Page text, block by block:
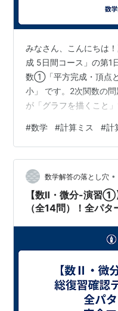
みなさん、こんにちは
成 5日間コース」の第1
数①「平方完成・頂点
小」 です。2次関数の
が「グラフを描くこと
捉え方まで、一気にマ
目：平方完成と頂点・
命令書 📘 基本ルール①
✏️ 例1：平方完成と頂点
📖 2ページ目：グラフ
ための…
#数学 #計算ミス #計
数学解答の落とし穴 •
【数Ⅱ・微分-演習①
（全14問）！全パ